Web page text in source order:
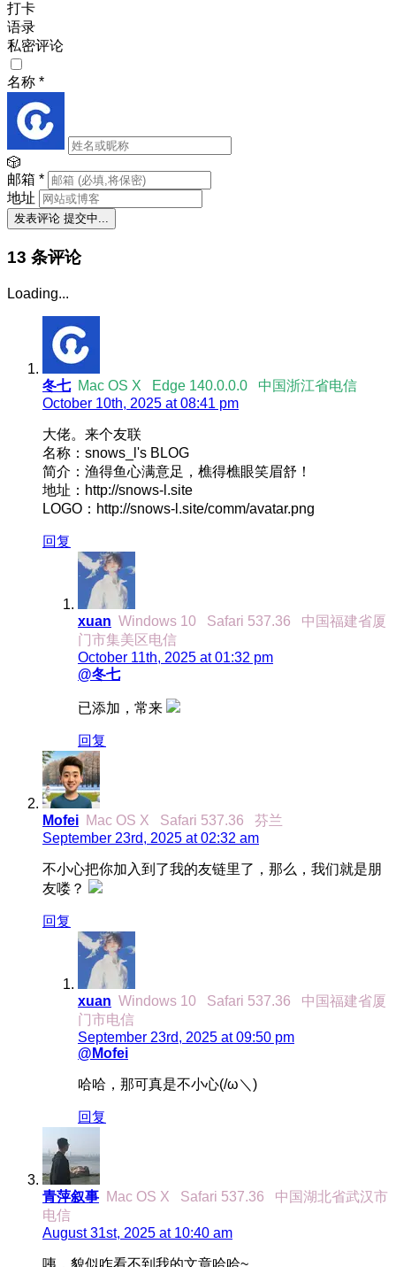
打卡
语录
私密评论
名称 *
🎲
邮箱 *
地址
发表评论 提交中...
13 条评论
Loading...
冬七 Mac OS X Edge 140.0.0.0
中国浙江省电信
October 10th, 2025 at 08:41 pm
大佬。来个友联
名称：snows_l's BLOG
简介：渔得鱼心满意足，樵得樵眼笑眉舒！
地址：http://snows-l.site
LOGO：http://snows-l.site/comm/avatar.png
回复
xuan Windows 10 Safari 537.36
中国福建省厦
门市集美区电信
October 11th, 2025 at 01:32 pm
@冬七
已添加，常来
回复
Mofei Mac OS X Safari 537.36
芬兰
September 23rd, 2025 at 02:32 am
不小心把你加入到了我的友链里了，那么，我们就是朋
友喽？
回复
xuan Windows 10 Safari 537.36
中国福建省厦
门市电信
September 23rd, 2025 at 09:50 pm
@Mofei
哈哈，那可真是不小心(/ω＼)
回复
青萍叙事 Mac OS X Safari 537.36
中国湖北省武汉市
电信
August 31st, 2025 at 10:40 am
咦，貌似咋看不到我的文章哈哈~